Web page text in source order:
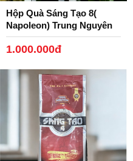
Hộp Quà Sáng Tạo 8(
Napoleon) Trung Nguyên
1.000.000đ